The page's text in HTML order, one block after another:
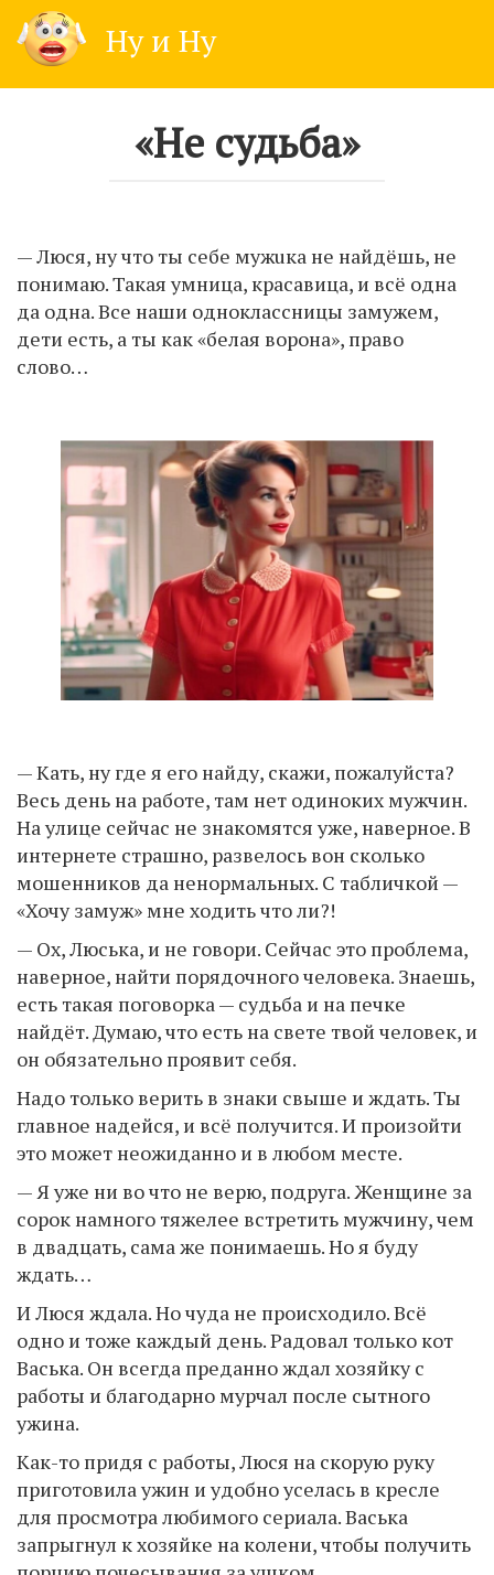
content
Ну и Ну
«Не судьба»
— Люся, ну что ты себе мужuка не найдёшь, не
понимаю. Такая умница, красавица, и всё одна
да одна. Все наши одноклассницы замужем,
дети есть, а ты как «белая ворона», право
слово…
— Кать, ну где я его найду, скажи, пожалуйста?
Весь день на работе, там нет одиноких мужчин.
На улице сейчас не знакомятся уже, наверное. В
интернете страшно, развелось вон сколько
мошенников да ненормальных. С табличкой —
«Хочу замуж» мне ходить что ли?!
— Ох, Люська, и не говори. Сейчас это проблема,
наверное, найти порядочного человека. Знаешь,
есть такая поговорка — судьба и на печке
найдёт. Думаю, что есть на свете твой человек, и
он обязательно проявит себя.
Надо только верить в знаки свыше и ждать. Ты
главное надейся, и всё получится. И произойти
это может неожиданно и в любом месте.
— Я уже ни во что не верю, подруга. Женщине за
сорок намного тяжелее встретить мужчину, чем
в двадцать, сама же понимаешь. Но я буду
ждать…
И Люся ждала. Но чуда не происходило. Всё
одно и тоже каждый день. Радовал только кот
Васька. Он всегда преданно ждал хозяйку с
работы и благодарно мурчал после сытного
ужина.
Как-то придя с работы, Люся на скорую руку
приготовила ужин и удобно уселась в кресле
для просмотра любимого сериала. Васька
запрыгнул к хозяйке на колени, чтобы получить